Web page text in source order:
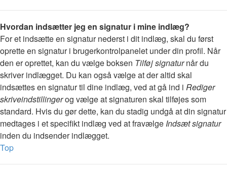
Hvordan indsætter jeg en signatur i mine indlæg?
For et indsætte en signatur nederst i dit indlæg, skal du først
oprette en signatur i brugerkontrolpanelet under din profil. Når
den er oprettet, kan du vælge boksen Tilføj signaturnår du
skriver indlægget. Du kan også vælge at der altid skal
indsættes en signatur til dine indlæg, ved at gå ind i Rediger
skriveindstillingerog vælge at signaturen skal tilføjes som
standard. Hvis du gør dette, kan du stadig undgå at din signatur
medtages i et specifikt indlæg ved at fravælge Indsæt signatur
inden du indsender indlægget.
Top